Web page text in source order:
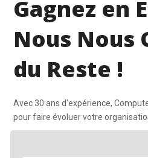
Gagnez en
Nous Nous
du Reste !
Avec 30 ans d'expérience,
pour faire évoluer votre